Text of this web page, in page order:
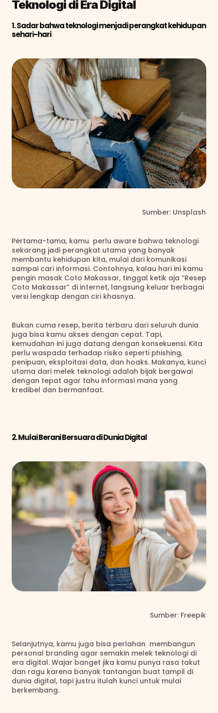
Teknologi di Era Digital
1. Sadar bahwa teknologi menjadi perangkat kehidupan
sehari-hari
                                                                   Sumber: Unsplash
Pertama-tama, kamu  perlu aware bahwa teknologi
sekarang jadi perangkat utama yang banyak
membantu kehidupan kita, mulai dari komunikasi
sampai cari informasi. Contohnya, kalau hari ini kamu
pengin masak Coto Makassar, tinggal ketik aja “Resep
Coto Makassar” di internet, langsung keluar berbagai
versi lengkap dengan ciri khasnya.
Bukan cuma resep, berita terbaru dari seluruh dunia
juga bisa kamu akses dengan cepat. Tapi,
kemudahan ini juga datang dengan konsekuensi. Kita
perlu waspada terhadap risiko seperti phishing,
penipuan, eksploitasi data, dan hoaks. Makanya, kunci
utama dari melek teknologi adalah bijak bergawai
dengan tepat agar tahu informasi mana yang
kredibel dan bermanfaat.
2. Mulai Berani Bersuara di Dunia Digital
                                                                       Sumber: Freepik
Selanjutnya, kamu juga bisa perlahan  membangun
personal branding agar semakin melek teknologi di
era digital. Wajar banget jika kamu punya rasa takut
dan ragu karena banyak tantangan buat tampil di
dunia digital, tapi justru itulah kunci untuk mulai
berkembang.